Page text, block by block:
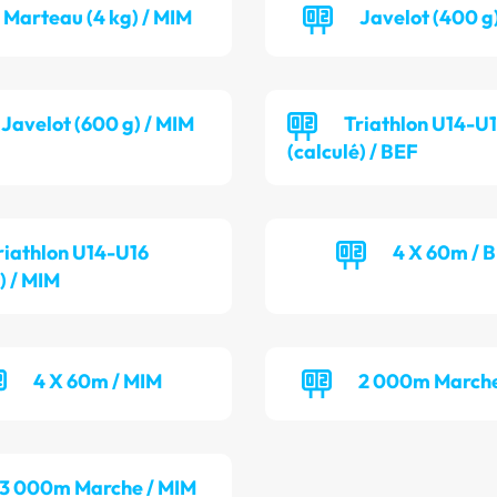
Marteau (4 kg) / MIM Javelot (400
Javelot (600 g) / MIM
Triathlon U14-
(calculé) / BEF
U14-U16
/ MIM
4 X 60m /
4 X 60m / MIM 2 000m
000m Marche / MIM